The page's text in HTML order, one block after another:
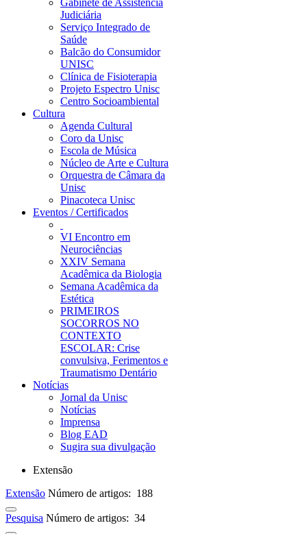
Gabinete de Assistência
Judiciária
Serviço Integrado de
Saúde
Balcão do Consumidor
UNISC
Clínica de Fisioterapia
Projeto Espectro Unisc
Centro Socioambiental
Cultura
Agenda Cultural
Coro da Unisc
Escola de Música
Núcleo de Arte e Cultura
Orquestra de Câmara da
Unisc
Pinacoteca Unisc
Eventos / Certificados
VI Encontro em
Neurociências
XXIV Semana
Acadêmica da Biologia
Semana Acadêmica da
Estética
PRIMEIROS
SOCORROS NO
CONTEXTO
ESCOLAR: Crise
convulsiva, Ferimentos e
Traumatismo Dentário
Notícias
Jornal da Unisc
Notícias
Imprensa
Blog EAD
Sugira sua divulgação
Extensão
Extensão Número de artigos: 188
Pesquisa Número de artigos: 34